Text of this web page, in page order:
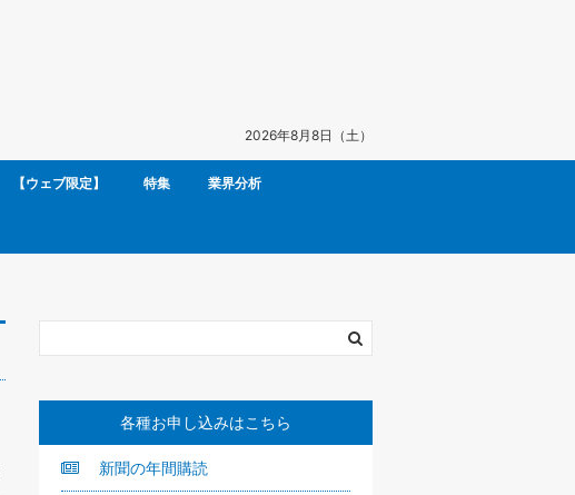
2026年8月8日（土）
【ウェブ限定】 特集 業界分析
各種お申し込みはこちら
新聞の年間購読